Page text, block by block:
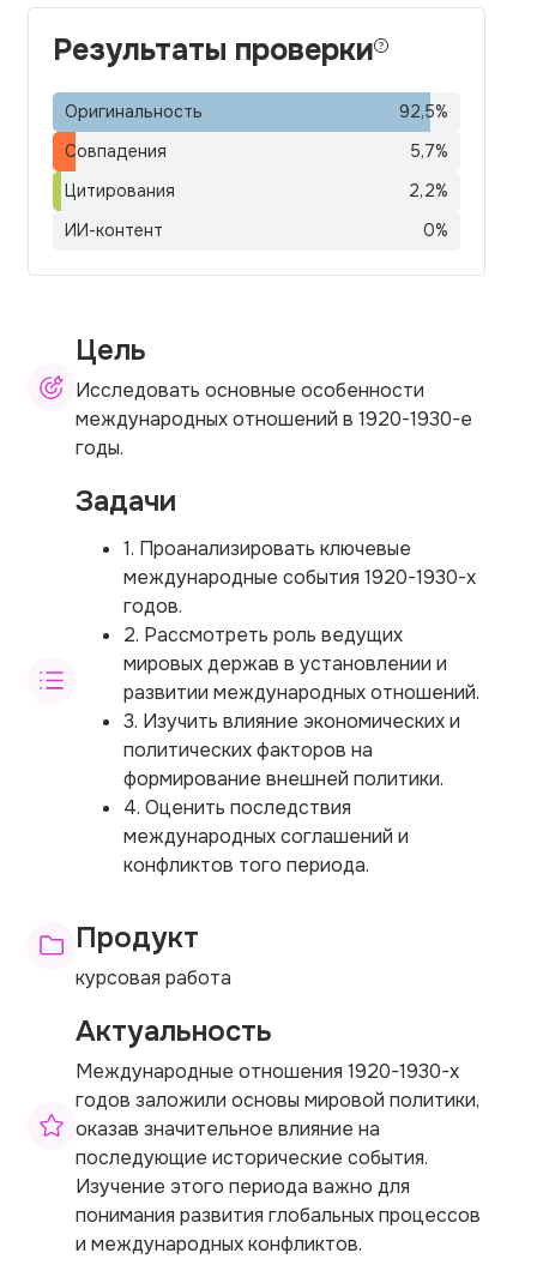
Результаты проверки
Оригинальность 92,5%
Совпадения
5,7%
Цитирования
2,2%
ИИ-контент
0%
Цель
Исследовать основные особенности
международных отношений в 1920-1930-е
годы.
Задачи
1. Проанализировать ключевые
международные события 1920-1930-х
годов.
2. Рассмотреть роль ведущих
мировых держав в установлении и
развитии международных отношений.
3. Изучить влияние экономических и
политических факторов на
формирование внешней политики.
4. Оценить последствия
международных соглашений и
конфликтов того периода.
Продукт
курсовая работа
Актуальность
Международные отношения 1920-1930-х
годов заложили основы мировой политики,
оказав значительное влияние на
последующие исторические события.
Изучение этого периода важно для
понимания развития глобальных процессов
и международных конфликтов.